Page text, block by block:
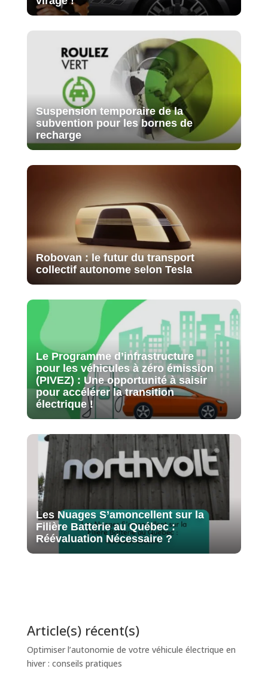
Suspension temporaire de la
subvention pour les bornes de
recharge
Robovan : le futur du transport
collectif autonome selon Tesla
Le Programme d’infrastructure
pour les véhicules à zéro émission
(PIVEZ) : Une opportunité à saisir
pour accélérer la transition
électrique !
Les Nuages S’amoncellent sur la
Filière Batterie au Québec :
Réévaluation Nécessaire ?
Article(s) récent(s)
Optimiser l’autonomie de votre véhicule électrique en
hiver : conseils pratiques